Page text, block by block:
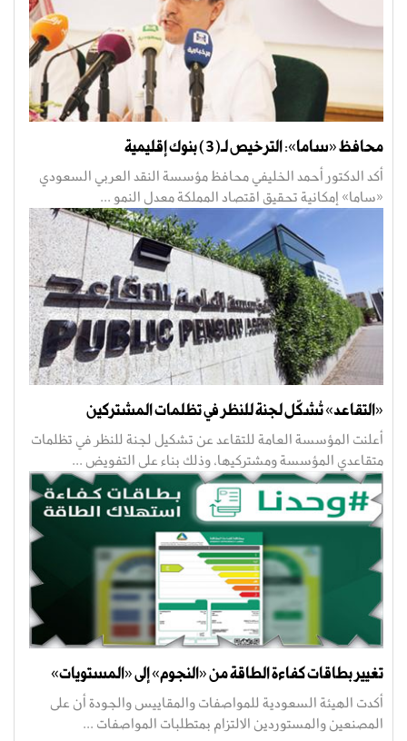
محافظ «ساما»: الترخيص لـ(3) بنوك إقليمية
أكد الدكتور أحمد الخليفي محافظ مؤسسة النقد العربي السعودي
«ساما» إمكانية تحقيق اقتصاد المملكة معدل النمو ...
«التقاعد» تُشكّل لجنة للنظر في تظلمات المشتركين
أعلنت المؤسسة العامة للتقاعد عن تشكيل لجنة للنظر في تظلمات
متقاعدي المؤسسة ومشتركيها، وذلك بناء على التفويض ...
تغيير بطاقات كفاءة الطاقة من «النجوم» إلى «المستويات»
أكدت الهيئة السعودية للمواصفات والمقاييس والجودة أن على
المصنعين والمستوردين الالتزام بمتطلبات المواصفات ...